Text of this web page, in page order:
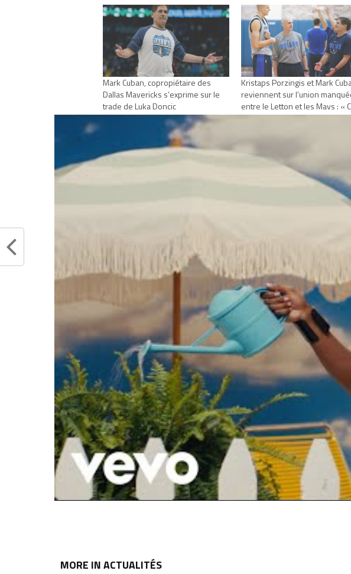
Mark Cuban, copropiétaire des
Dallas Mavericks s’exprime sur le
trade de Luka Doncic
mars 10, 2025
Kristaps Porzingis et Mark
reviennent sur l’union
entre le Letton et les Mavs : «
n’était pas ce à quoi je
Dans "Actualités"
MORE IN ACTUALITÉS